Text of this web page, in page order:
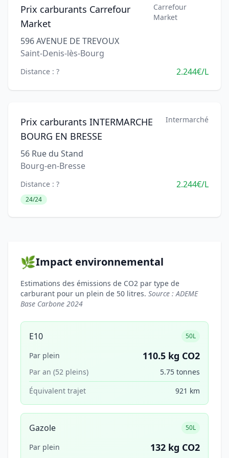
Prix carburants Carrefour
Market
Carrefour
Market
596 AVENUE DE TREVOUX
Saint-Denis-lès-Bourg
Distance : ? 2.244€/L
Prix carburants INTERMARCHE
BOURG EN BRESSE
Intermarché
56 Rue du Stand
Bourg-en-Bresse
Distance : ? 2.244€/L
24/24
🌿Impact environnemental
Estimations des émissions de CO2 par type de
carburant pour un plein de 50 litres. Source : ADEME
Base Carbone 2024
E10 50L
Par plein 110.5 kg CO2
Par an (52 pleins)
5.75 tonnes
Équivalent trajet
921 km
Gazole 50L
Par plein 132 kg CO2